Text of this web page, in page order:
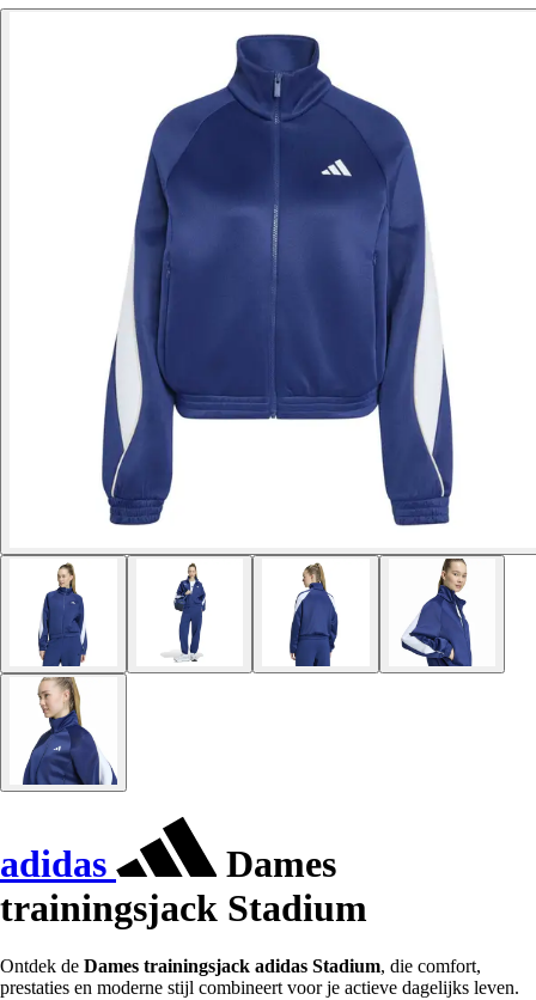
adidas
Dames
trainingsjack Stadium
Ontdek de Dames trainingsjack adidas Stadium, die comfort,
prestaties en moderne stijl combineert voor je actieve dagelijks leven.